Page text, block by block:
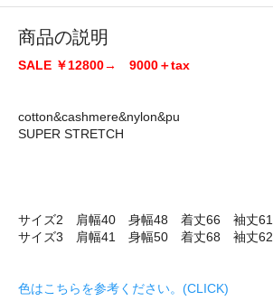
商品の説明
SALE ￥12800→ 9000＋tax
cotton&cashmere&nylon&pu
SUPER STRETCH
サイズ2 肩幅40 身幅48 着丈66 袖丈61
サイズ3 肩幅41 身幅50 着丈68 袖丈62
色はこちらを参考ください。(CLICK)